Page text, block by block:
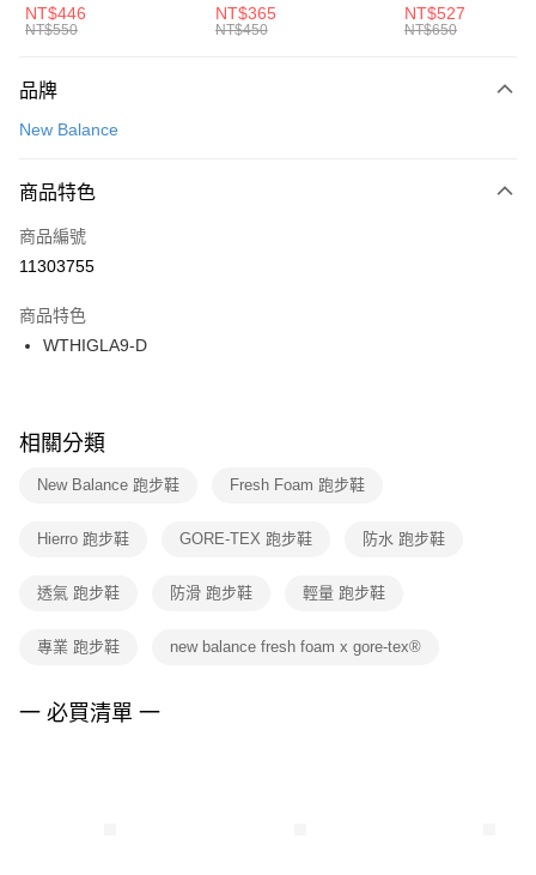
元大商業銀行
台灣樂天信用卡公司
AFTEE先享後付
【關於「AFTEE先享後付」】
便利好安心！
３．安心：先確認商品／服務後，再付款。
【「AFTEE先享後付」結帳流程】
１．於結帳方式選擇「AFTEE先享後付」後，將跳轉至「AFTEE先享後付」
２．訂單成立數日內，您將收到繳費通知簡訊。
３．收到繳費通知簡訊後14天內，點擊此簡訊中的連結，可透過四大超商／
ATM／網路銀行／等多元方式進行付款，方視為交易完成。
※ 交易是否成功請以「AFTEE先享後付 」之結帳頁面顯示為準，若有關於
是否繳費成功／繳費後需取消欲退款等相關疑問，請聯繫「AFTEE先享後付
客戶支援中心」 https://netprotections.freshdesk.com/support/home
１．透過由恩沛科技股份有限公司提供之「AFTEE先享後付」服務完成之交
權轉讓予恩沛科技股份有限公司。
３．未成年的使用者請事先徵得法定代理人或監護人之同意方可使用
４．使用「AFTEE先享後付」時，將依據個別帳號之用戶狀況，依本公司即
運送方式
每筆NT$100，滿NT$1,500(含以上)免運費
宅配
每筆NT$100，滿NT$1,500(含以上)免運費
付款後門市自取
每筆NT$100，滿NT$1,500(含以上)免運費
中統襪 FZ3393100
NT$446
NT$550
EMBRDY 男女 短統襪
FZ3073133
NT$365
NT$450
BA5871010
NT$527
NT$650
品牌
New Balance
商品特色
商品編號
11303755
商品特色
WTHIGLA9-D
相關分類
New Balance 跑步鞋 Fresh Foam 跑步鞋
Hierro 跑步鞋 GORE-TEX 跑步鞋 防水 跑步鞋
透氣 跑步鞋 防滑 跑步鞋 輕量 跑步鞋
專業 跑步鞋 new balance fresh foam x gore-tex®
一 必買清單 一